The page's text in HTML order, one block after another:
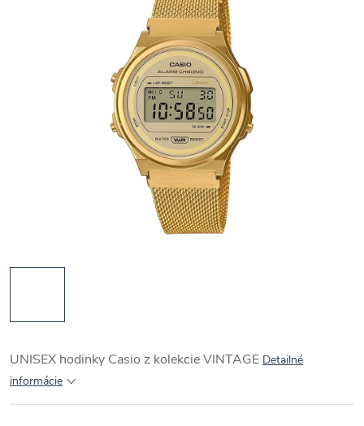
UNISEX hodinky Casio z kolekcie VINTAGE Detailné
informácie